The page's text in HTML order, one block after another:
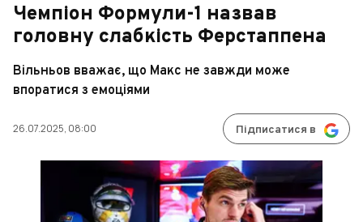
Чемпіон Формули-1 назвав
головну слабкість Ферстаппена
Вільньов вважає, що Макс не завжди може
впоратися з емоціями
26.07.2025, 08:00 Підписатися в